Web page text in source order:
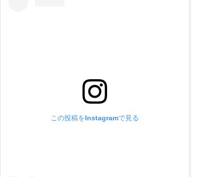
この投稿をInstagramで見る